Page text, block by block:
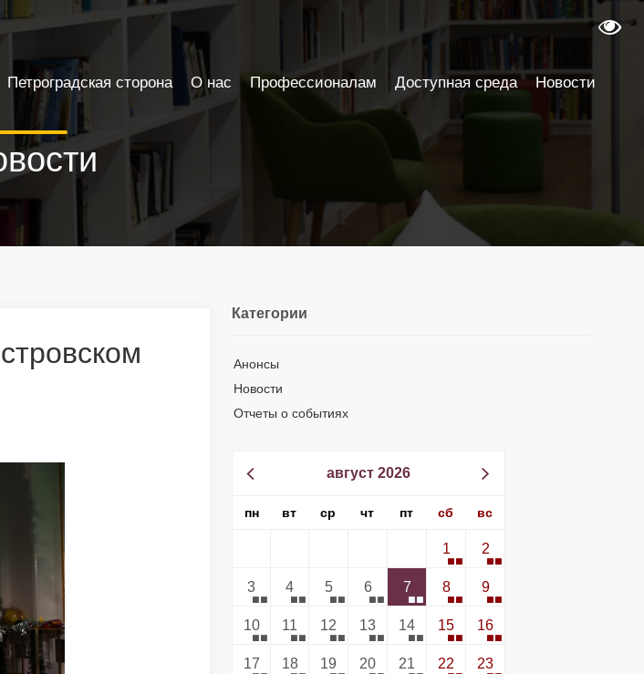
Категории
Анонсы
Новости
Отчеты о событиях
август 2026
пн вт ср чт пт сб вс
1 2
3 4 5 6 7 8 9
10 11 12 13 14 15 16
17 18 19 20 21 22 23
Петроградская сторона О нас Профессионалам Доступная среда Новости